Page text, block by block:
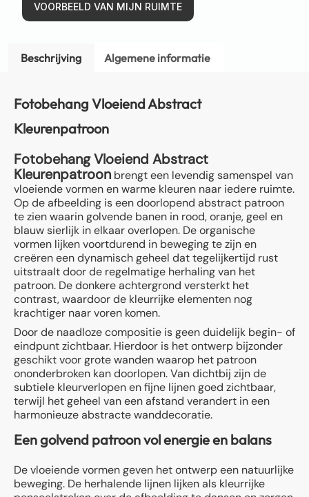
VOORBEELD VAN MIJN RUIMTE
Beschrijving Algemene informatie
Fotobehang Vloeiend Abstract
Kleurenpatroon
Fotobehang Vloeiend Abstract
Kleurenpatroon brengt een levendig samenspel van
vloeiende vormen en warme kleuren naar iedere ruimte.
Op de afbeelding is een doorlopend abstract patroon
te zien waarin golvende banen in rood, oranje, geel en
blauw sierlijk in elkaar overlopen. De organische
vormen lijken voortdurend in beweging te zijn en
creëren een dynamisch geheel dat tegelijkertijd rust
uitstraalt door de regelmatige herhaling van het
patroon. De donkere achtergrond versterkt het
contrast, waardoor de kleurrijke elementen nog
krachtiger naar voren komen.
Door de naadloze compositie is geen duidelijk begin- of
eindpunt zichtbaar. Hierdoor is het ontwerp bijzonder
geschikt voor grote wanden waarop het patroon
ononderbroken kan doorlopen. Van dichtbij zijn de
subtiele kleurverlopen en fijne lijnen goed zichtbaar,
terwijl het geheel van een afstand verandert in een
harmonieuze abstracte wanddecoratie.
Een golvend patroon vol energie en balans
De vloeiende vormen geven het ontwerp een natuurlijke
beweging. De herhalende lijnen lijken als kleurrijke